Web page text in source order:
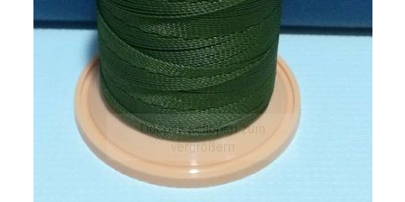
Doppelt antippen zum
vergrößern